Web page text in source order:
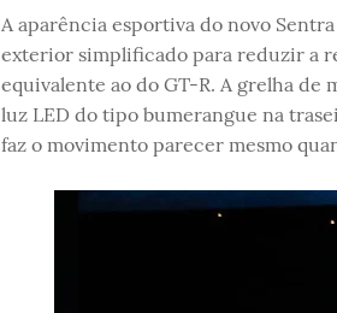
A aparência esportiva do novo
exterior simplificado para reduzir a
equivalente ao do GT-R. A grelha de
luz LED do tipo bumerangue na
faz o movimento parecer mesmo